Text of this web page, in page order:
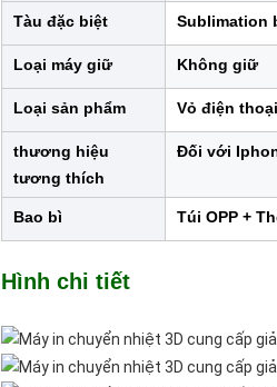
Tàu đặc biệt Sublimation
Loại máy giữ Không giữ
Loại sản phẩm Vỏ điện
thương hiệu
tương thích
Đối với
Bao bì Túi OPP +
Hình chi tiết